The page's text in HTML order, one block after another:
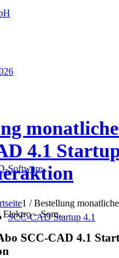
Software
SCC-CAD Startup 4.1
4.1
1 / Bestellung
– Som...
SCC-CAD 4.1